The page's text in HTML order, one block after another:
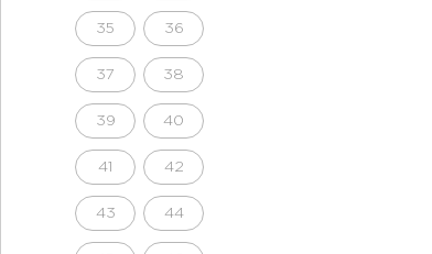
35 36
37 38
39 40
41 42
43 44